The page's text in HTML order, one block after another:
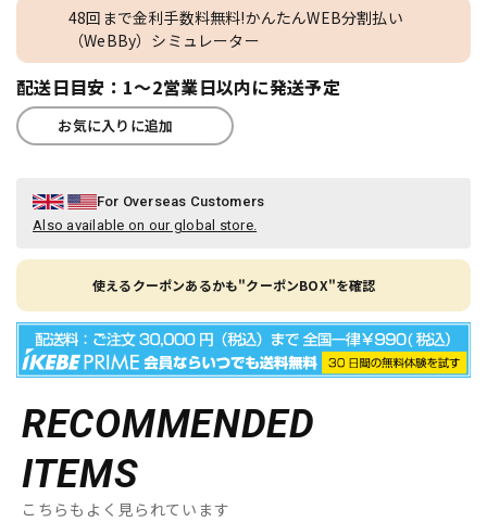
48回まで金利手数料無料!かんたんWEB分割払い
（WeBBy）シミュレーター
配送日目安：1～2営業日以内に発送予定
お気に入りに追加
For Overseas Customers
Also available on our global store.
使えるクーポンあるかも"クーポンBOX"を確認
RECOMMENDED
ITEMS
こちらもよく見られています